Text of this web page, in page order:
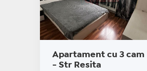
Apartament cu 3 cam
- Str Resita